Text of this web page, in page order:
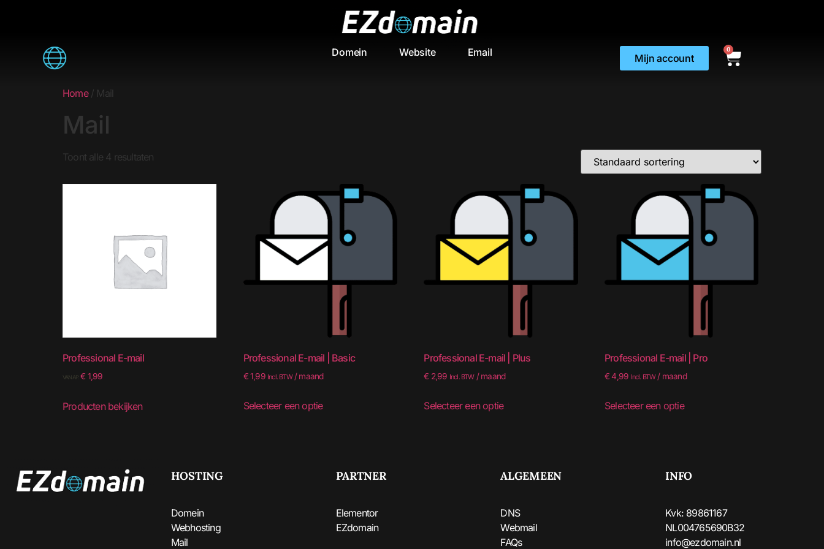
Domein Website Email Mijn account
0
Home/ Mail
Mail
Toont alle 4 resultaten
Professional E-mail
VANAF:€ 1,99
Producten bekijken
Professional E-mail | Basic
€1,99 Incl. BTW / maand
Selecteer een optie
Professional E-mail | Plus
€ 2,99 Incl. BTW / maand
Selecteer een optie
Professional E-mail | Pro
€4,99 Incl. BTW / maand
Selecteer een optie
HOSTING
Domein
Webhosting
Mail
PARTNER
Elementor
EZdomain
ALGEMEEN
DNS
Webmail
FAQs
INFO
Kvk: 89861167
NL004765690B32
info@ezdomain.nl